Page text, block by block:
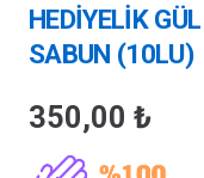
HEDİYELİK
SABUN (10LU)
350,00 ₺